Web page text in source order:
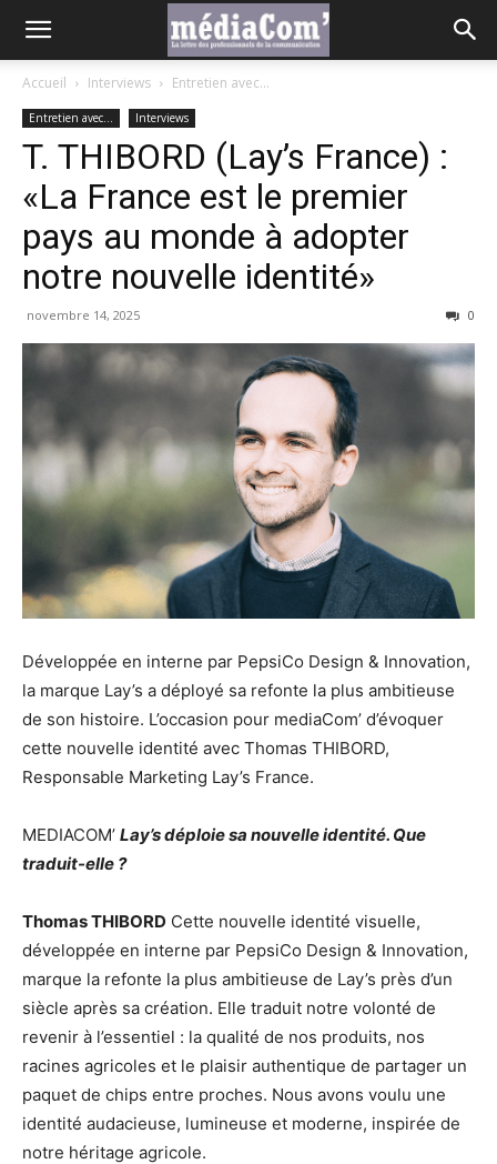
Accueil Interviews Entretien avec...
Entretien avec... Interviews
T. THIBORD (Lay’s France) :
«La France est le premier
pays au monde à adopter
notre nouvelle identité»
novembre 14, 2025 0
Développée en interne par PepsiCo Design & Innovation,
la marque Lay’s a déployé sa refonte la plus ambitieuse
de son histoire. L’occasion pour mediaCom’ d’évoquer
cette nouvelle identité avec Thomas THIBORD,
Responsable Marketing Lay’s France.
MEDIACOM’ Lay’s déploie sa nouvelle identité. Que
traduit-elle ?
Thomas THIBORD Cette nouvelle identité visuelle,
développée en interne par PepsiCo Design & Innovation,
marque la refonte la plus ambitieuse de Lay’s près d’un
siècle après sa création. Elle traduit notre volonté de
revenir à l’essentiel : la qualité de nos produits, nos
racines agricoles et le plaisir authentique de partager un
paquet de chips entre proches. Nous avons voulu une
identité audacieuse, lumineuse et moderne, inspirée de
notre héritage agricole.